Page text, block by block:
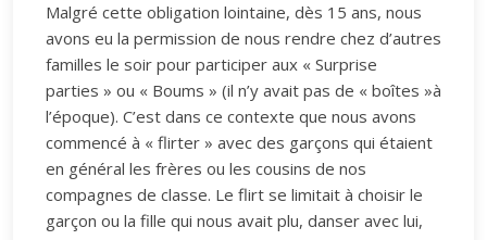
Malgré cette obligation lointaine, dès 15 ans, nous
avons eu la permission de nous rendre chez d’autres
familles le soir pour participer aux « Surprise
parties » ou « Boums » (il n’y avait pas de « boîtes »à
l’époque). C’est dans ce contexte que nous avons
commencé à « flirter » avec des garçons qui étaient
en général les frères ou les cousins de nos
compagnes de classe. Le flirt se limitait à choisir le
garçon ou la fille qui nous avait plu, danser avec lui,